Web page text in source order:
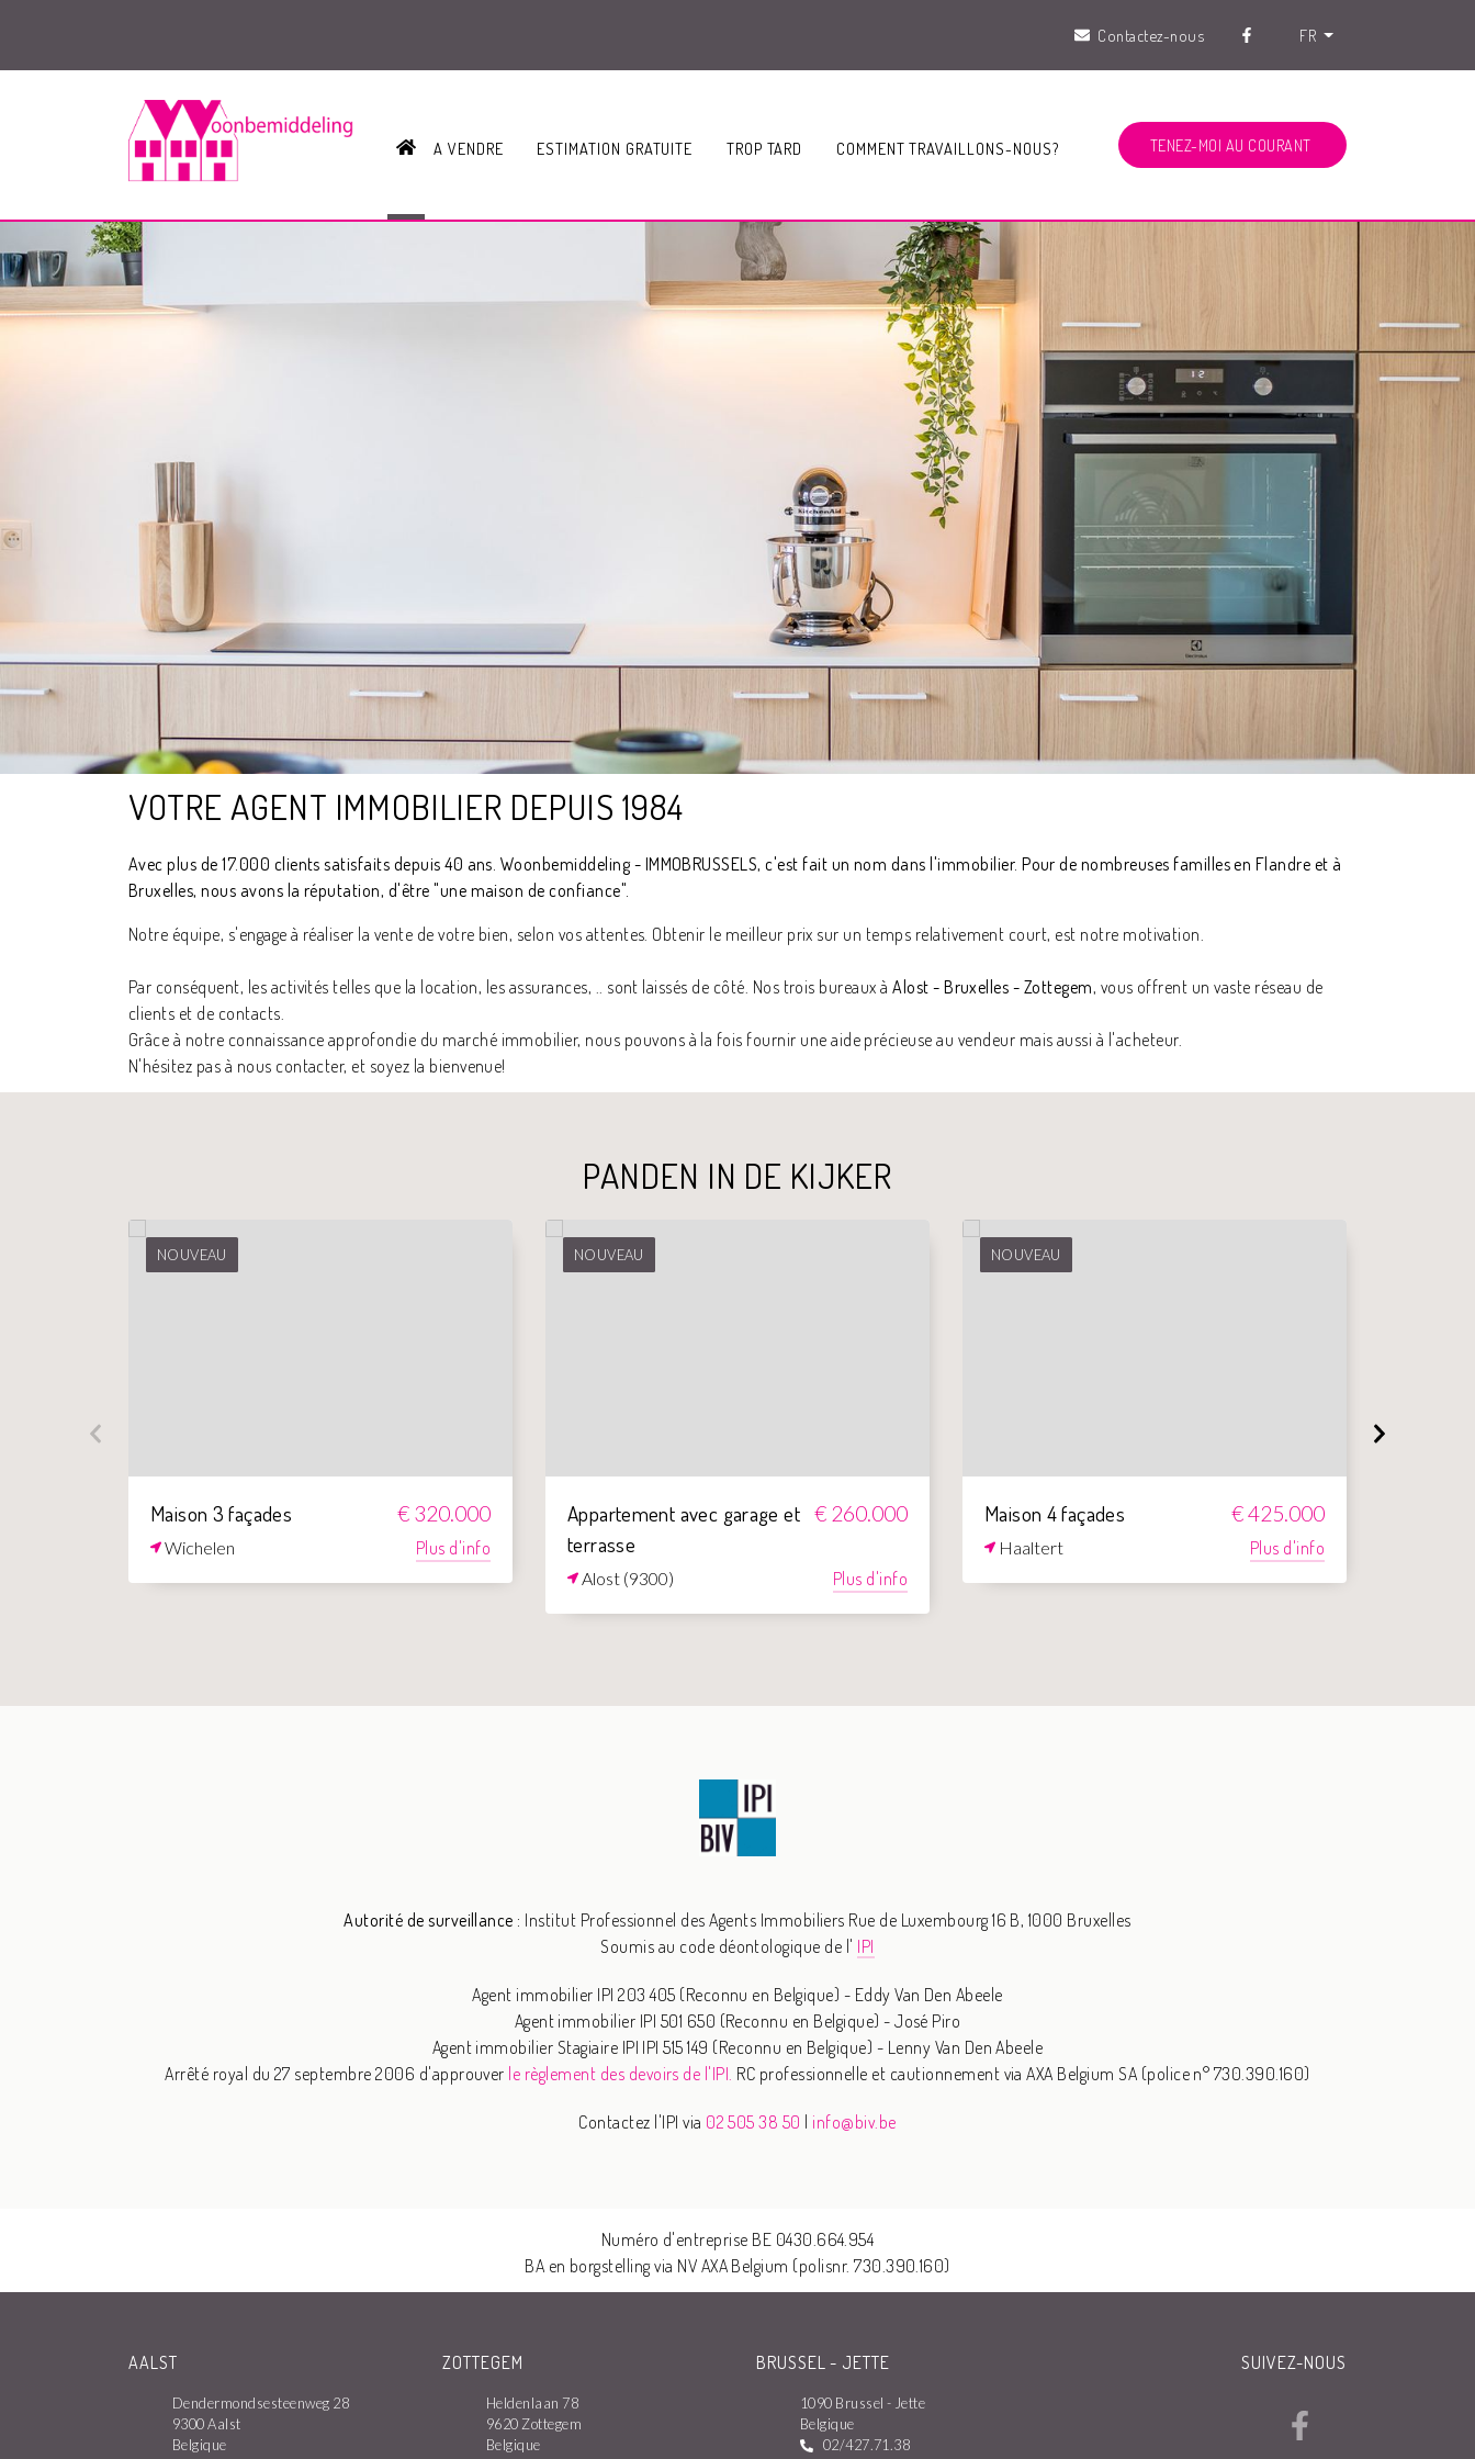
Contactez-nous FR
HOMEA VENDRE ESTIMATION GRATUITE TROP TARD COMMENT TRAVAILLONS-NOUS? TENEZ-MOI AU COURANT
VOTRE AGENT IMMOBILIER DEPUIS 1984
Avec plus de 17.000 clients satisfaits depuis 40 ans. Woonbemiddeling - IMMOBRUSSELS, c'est fait un nom dans l'immobilier. Pour de nombreuses familles en Flandre et à
Bruxelles, nous avons la réputation, d'être "une maison de confiance".
Notre équipe, s'engage à réaliser la vente de votre bien, selon vos attentes. Obtenir le meilleur prix sur un temps relativement court, est notre motivation.
Par conséquent, les activités telles que la location, les assurances, .. sont laissés de côté. Nos trois bureaux àAlost - Bruxelles - Zottegem, vous offrent un vaste réseau de
clients et de contacts.
Grâce à notre connaissance approfondie du marché immobilier, nous pouvons à la fois fournir une aide précieuse au vendeur mais aussi à l'acheteur.
N'hésitez pas à nous contacter, et soyez la bienvenue!
PANDEN IN DE KIJKER
NOUVEAU
Maison 3 façades € 320.000
Wichelen Plus d'info
NOUVEAU
Appartement avec garage et
terrasse
€ 260.000
Alost (9300) Plus d'info
NOUVEAU
Maison 4 façades € 425.000
Haaltert Plus d'info
Autorité de surveillance : Institut Professionnel des Agents Immobiliers Rue de Luxembourg 16 B, 1000 Bruxelles
Soumis au code déontologique de l' IPI
Agent immobilier IPI 203 405 (Reconnu en Belgique) - Eddy Van Den Abeele
Agent immobilier IPI 501 650 (Reconnu en Belgique) - José Piro
Agent immobilier Stagiaire IPI IPI 515 149 (Reconnu en Belgique) - Lenny Van Den Abeele
Arrêté royal du 27 septembre 2006 d'approuver le règlement des devoirs de l'IPI. RC professionnelle et cautionnement via AXA Belgium SA (police n° 730.390.160)
Contactez l'IPI via 02 505 38 50 | info@biv.be
Numéro d'entreprise BE 0430.664.954
BA en borgstelling via NV AXA Belgium (polisnr. 730.390.160)
AALST
Dendermondsesteenweg 28
9300 Aalst
Belgique
ZOTTEGEM
Heldenlaan 78
9620 Zottegem
Belgique
BRUSSEL - JETTE
1090 Brussel - Jette
Belgique
02/427.71.38
SUIVEZ-NOUS